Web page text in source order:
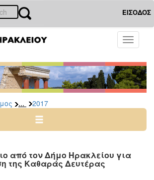
ΕΙΣΟΔΟΣ
Toggle
... 2017
από τον Δήμο Ηρακλείου για
της Καθαράς Δευτέρας